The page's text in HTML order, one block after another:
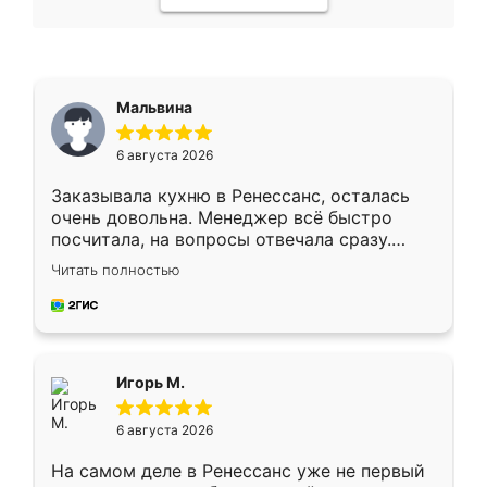
Мальвина
6 августа 2026
Заказывала кухню в Ренессанс, осталась
очень довольна. Менеджер всё быстро
посчитала, на вопросы отвечала сразу.
Замерщик приехал в субботу, подошёл к
делу со всей ответственностью. Собрали
за день, ребята работали аккуратно, даже
Читать полностью
Игорь М.
6 августа 2026
На самом деле в Ренессанс уже не первый